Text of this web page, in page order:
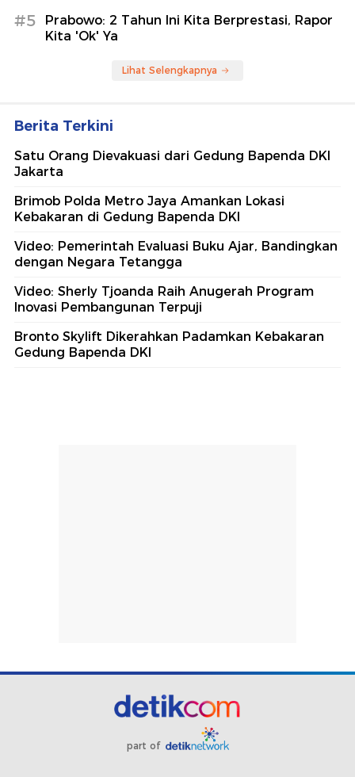
#5
Prabowo: 2 Tahun Ini Kita Berprestasi, Rapor
Kita 'Ok' Ya
Lihat Selengkapnya
Berita Terkini
Satu Orang Dievakuasi dari Gedung Bapenda DKI
Jakarta
Brimob Polda Metro Jaya Amankan Lokasi
Kebakaran di Gedung Bapenda DKI
Video: Pemerintah Evaluasi Buku Ajar, Bandingkan
dengan Negara Tetangga
Video: Sherly Tjoanda Raih Anugerah Program
Inovasi Pembangunan Terpuji
Bronto Skylift Dikerahkan Padamkan Kebakaran
Gedung Bapenda DKI
part of